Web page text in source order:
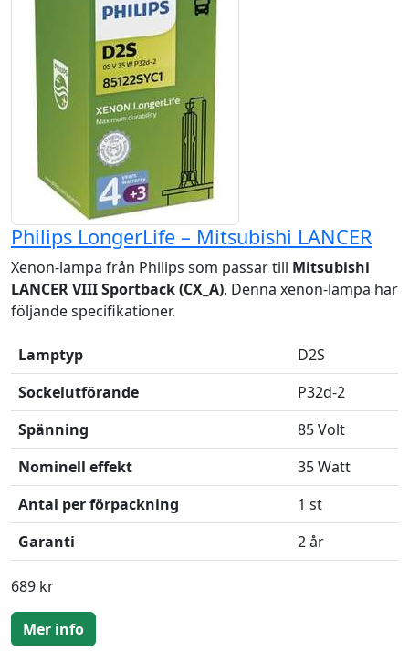
Philips LongerLife – Mitsubishi LANCER
Xenon-lampa från Philips som passar till Mitsubishi
LANCER VIII Sportback (CX_A). Denna xenon-lampa har
följande specifikationer.
Lamptyp
D2S
Sockelutförande
P32d-2
Spänning
85 Volt
Nominell effekt
35 Watt
Antal per förpackning
1 st
Garanti
2 år
689 kr
Mer info